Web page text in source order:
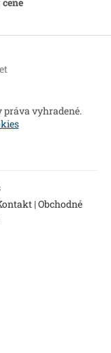
práva vyhradené.
| Obchodné